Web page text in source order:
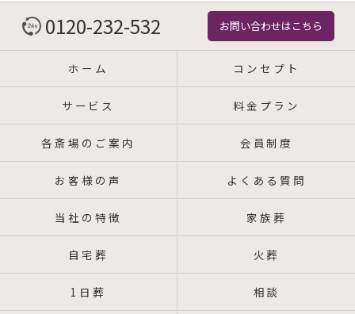
0120-232-532 お問い合わせはこちら
ホーム コンセプト
サービス 料金プラン
各斎場のご案内 会員制度
お客様の声 よくある質問
当社の特徴 家族葬
自宅葬 火葬
1日葬 相談